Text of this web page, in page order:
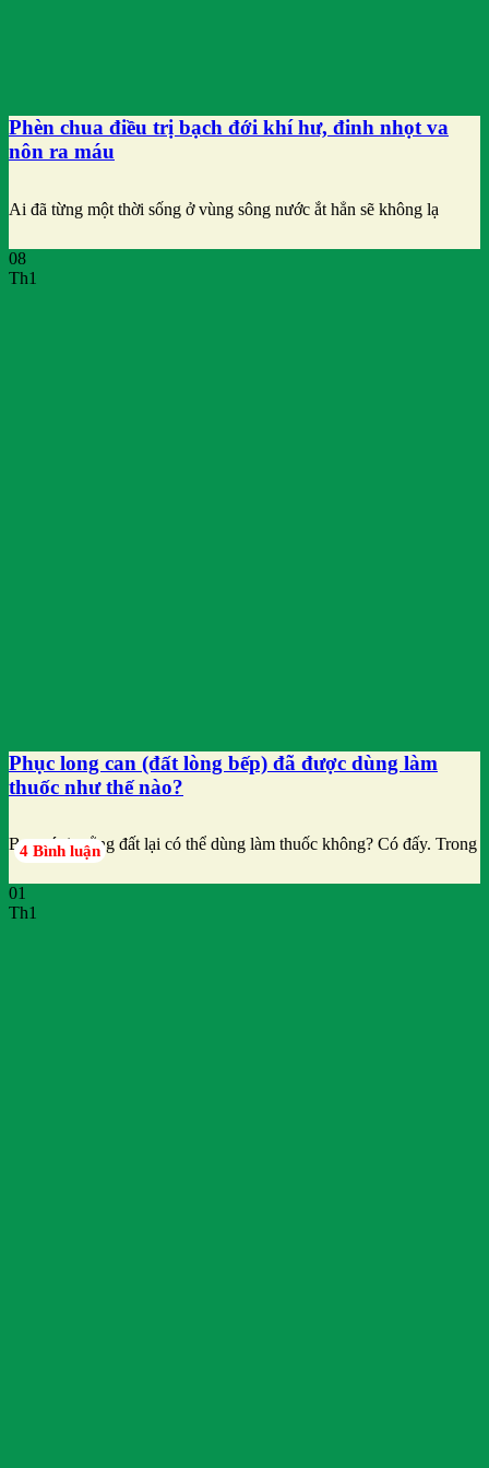
Phèn chua điều trị bạch đới khí hư, đinh nhọt va
nôn ra máu
Ai đã từng một thời sống ở vùng sông nước ắt hẳn sẽ không lạ
08
Th1
Phục long can (đất lòng bếp) đã được dùng làm
thuốc như thế nào?
Bạn có tin rằng đất lại có thể dùng làm thuốc không? Có đấy. Trong
4 Bình luận
01
Th1